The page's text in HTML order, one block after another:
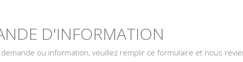
D'INFORMATION
ou information, veuillez remplir ce formulaire et nous